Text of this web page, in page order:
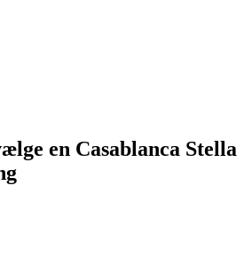
en Casablanca Stella